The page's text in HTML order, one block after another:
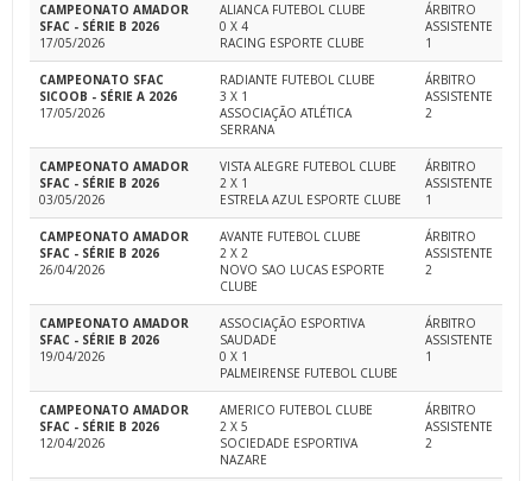
CAMPEONATO AMADOR
SFAC - SÉRIE B 2026
17/05/2026
ALIANCA FUTEBOL CLUBE
0 X 4
RACING ESPORTE CLUBE
ÁRBITRO
ASSISTENTE
1
CAMPEONATO SFAC
SICOOB - SÉRIE A 2026
17/05/2026
RADIANTE FUTEBOL CLUBE
3 X 1
ASSOCIAÇÃO ATLÉTICA
SERRANA
ÁRBITRO
ASSISTENTE
2
CAMPEONATO AMADOR
SFAC - SÉRIE B 2026
03/05/2026
VISTA ALEGRE FUTEBOL CLUBE
2 X 1
ESTRELA AZUL ESPORTE CLUBE
ÁRBITRO
ASSISTENTE
1
CAMPEONATO AMADOR
SFAC - SÉRIE B 2026
26/04/2026
AVANTE FUTEBOL CLUBE
2 X 2
NOVO SAO LUCAS ESPORTE
CLUBE
ÁRBITRO
ASSISTENTE
2
CAMPEONATO AMADOR
SFAC - SÉRIE B 2026
19/04/2026
ASSOCIAÇÃO ESPORTIVA
SAUDADE
0 X 1
PALMEIRENSE FUTEBOL CLUBE
ÁRBITRO
ASSISTENTE
1
CAMPEONATO AMADOR
SFAC - SÉRIE B 2026
12/04/2026
AMERICO FUTEBOL CLUBE
2 X 5
SOCIEDADE ESPORTIVA
NAZARE
ÁRBITRO
ASSISTENTE
2